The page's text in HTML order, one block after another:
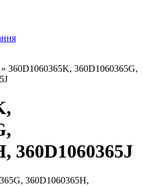
» 360D1060365K, 360D1060365G,
360D1060365J